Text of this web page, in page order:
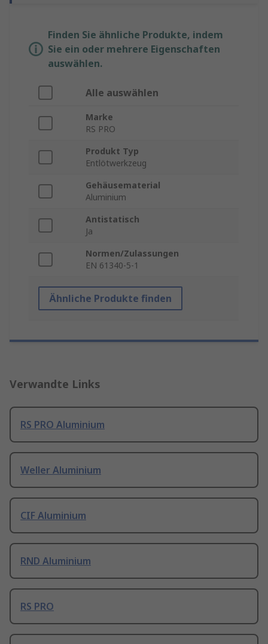
Finden Sie ähnliche Produkte, indem
Sie ein oder mehrere Eigenschaften
auswählen.
Alle auswählen
Marke
RS PRO
Produkt Typ
Entlötwerkzeug
Gehäusematerial
Aluminium
Antistatisch
Ja
Normen/Zulassungen
EN 61340-5-1
Ähnliche Produkte finden
Verwandte Links
RS PRO Aluminium
Weller Aluminium
CIF Aluminium
RND Aluminium
RS PRO